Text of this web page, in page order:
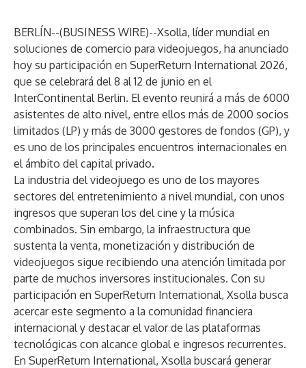
BERLÍN--(BUSINESS WIRE)--Xsolla, líder mundial en
soluciones de comercio para videojuegos, ha anunciado
hoy su participación en SuperReturn International 2026,
que se celebrará del 8 al 12 de junio en el
InterContinental Berlin. El evento reunirá a más de 6000
asistentes de alto nivel, entre ellos más de 2000 socios
limitados (LP) y más de 3000 gestores de fondos (GP), y
es uno de los principales encuentros internacionales en
el ámbito del capital privado.
La industria del videojuego es uno de los mayores
sectores del entretenimiento a nivel mundial, con unos
ingresos que superan los del cine y la música
combinados. Sin embargo, la infraestructura que
sustenta la venta, monetización y distribución de
videojuegos sigue recibiendo una atención limitada por
parte de muchos inversores institucionales. Con su
participación en SuperReturn International, Xsolla busca
acercar este segmento a la comunidad financiera
internacional y destacar el valor de las plataformas
tecnológicas con alcance global e ingresos recurrentes.
En SuperReturn International, Xsolla buscará generar